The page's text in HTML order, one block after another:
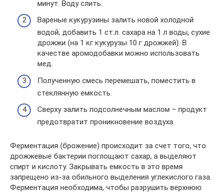
минут. Воду слить.
Вареные кукурузины залить новой холодной
водой, добавить 1 ст.л. сахара на 1 л воды, сухие
дрожжи (на 1 кг кукурузы 10 г дрожжей). В
качестве аромодобавки можно использовать
мед.
Полученную смесь перемешать, поместить в
стеклянную емкость.
Сверху залить подсолнечным маслом – продукт
предотвратит проникновение воздуха.
Ферментация (брожение) происходит за счет того, что
дрожжевые бактерии поглощают сахар, а выделяют
спирт и кислоту. Закрывать емкость в это время
запрещено из-за обильного выделения углекислого газа.
Ферментация необходима, чтобы разрушить верхнюю